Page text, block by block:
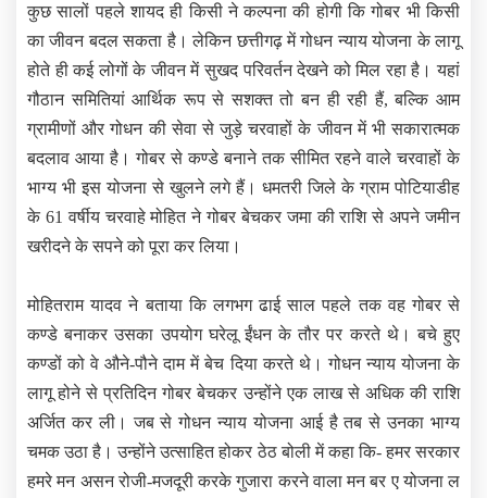
कुछ सालों पहले शायद ही किसी ने कल्पना की होगी कि गोबर भी किसी
का जीवन बदल सकता है। लेकिन छत्तीगढ़ में गोधन न्याय योजना के लागू
होते ही कई लोगों के जीवन में सुखद परिवर्तन देखने को मिल रहा है। यहां
गौठान समितियां आर्थिक रूप से सशक्त तो बन ही रही हैं, बल्कि आम
ग्रामीणों और गोधन की सेवा से जुड़े चरवाहों के जीवन में भी सकारात्मक
बदलाव आया है। गोबर से कण्डे बनाने तक सीमित रहने वाले चरवाहों के
भाग्य भी इस योजना से खुलने लगे हैं। धमतरी जिले के ग्राम पोटियाडीह
के 61 वर्षीय चरवाहे मोहित ने गोबर बेचकर जमा की राशि से अपने जमीन
खरीदने के सपने को पूरा कर लिया।
मोहितराम यादव ने बताया कि लगभग ढाई साल पहले तक वह गोबर से
कण्डे बनाकर उसका उपयोग घरेलू ईंधन के तौर पर करते थे। बचे हुए
कण्डों को वे औने-पौने दाम में बेच दिया करते थे। गोधन न्याय योजना के
लागू होने से प्रतिदिन गोबर बेचकर उन्होंने एक लाख से अधिक की राशि
अर्जित कर ली। जब से गोधन न्याय योजना आई है तब से उनका भाग्य
चमक उठा है। उन्होंने उत्साहित होकर ठेठ बोली में कहा कि- हमर सरकार
हमरे मन असन रोजी-मजदूरी करके गुजारा करने वाला मन बर ए योजना ल